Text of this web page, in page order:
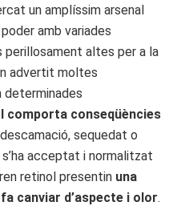
un amplíssim arsenal
amb variades
perillosament altes per a la
advertit moltes
determinades
comporta conseqüències
sequedat o
acceptat i normalitzat
retinol presentin una
canviar d’aspecte i olor.